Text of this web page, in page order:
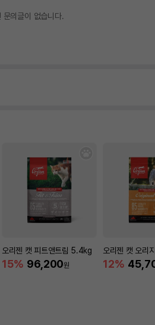
문의글이 없습니다.
오리젠 캣 피트앤트림 5.4kg
15% 96,200원
오리젠 캣 오리
12%